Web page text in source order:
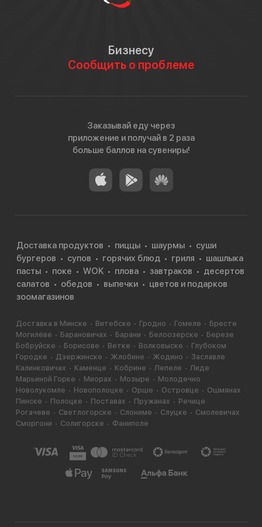
Бизнесу
Сообщить о проблеме
Заказывай еду через
приложение и получай в 2 раза
больше баллов на сувениры!
Доставка продуктов пиццы шаурмы
суши
бургеров
супов горячих блюд гриля
шашлыка
пасты
поке WOK плова завтраков
десертов
салатов
обедов выпечки
цветов и подарков
зоомагазинов
Доставка в Минске Витебске Гродно Гомеле
Бресте
Могилёве
Барановичах Барани Белоозерске
Березе
Бобруйске
Борисове Ветке Волковыске
Глубоком
Городке
Дзержинске Жлобине Жодино
Заславле
Калинковичах
Каменце Кобрине Лепеле
Лиде
Марьиной Горке
Миорах Мозыре
Молодечно
Новолукомле
Новополоцке Орше Островце
Ошмянах
Пинске
Полоцке Поставах Пружанах
Речице
Рогачеве
Светлогорске Слониме Слуцке
Смолевичах
Сморгони
Солигорске Фаниполе